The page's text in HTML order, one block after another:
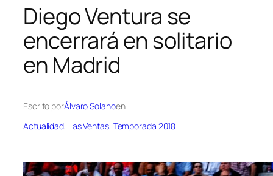
Diego Ventura se
encerrará en solitario
en Madrid
Escrito porÁlvaro Solanoen
Actualidad, Las Ventas, Temporada 2018